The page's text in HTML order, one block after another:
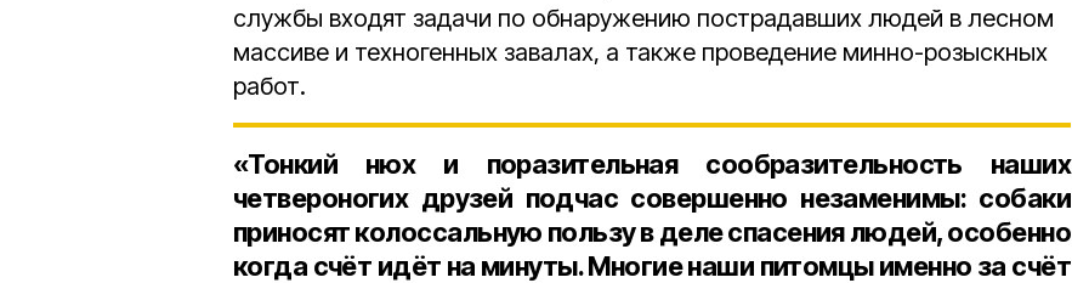
службы входят задачи по обнаружению пострадавших людей в лесном
массиве и техногенных завалах, а также проведение минно-розыскных
работ.
«Тонкий нюх и поразительная сообразительность наших
четвероногих друзей подчас совершенно незаменимы: собаки
приносят колоссальную пользу в деле спасения людей, особенно
когда счёт идёт на минуты. Многие наши питомцы именно за счёт